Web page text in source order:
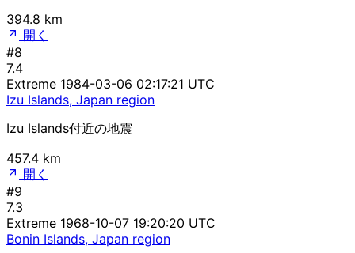
394.8 km
開く
#8
7.4
Extreme 1984-03-06 02:17:21 UTC
Izu Islands, Japan region
Izu Islands付近の地震
457.4 km
開く
#9
7.3
Extreme 1968-10-07 19:20:20 UTC
Bonin Islands, Japan region